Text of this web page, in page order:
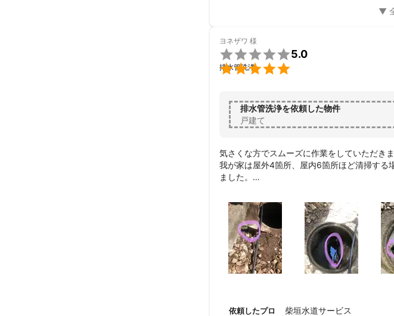
ヨネザワ 様


5.0
排水管洗浄
排水管洗浄を依頼した物件
戸建て
気さくな方でスムーズに作業をしていただきま
我が家は屋外4箇所、屋内6箇所ほど清掃する
ました。
屋外の汚水枡の破損箇所も教えていただき、
依頼したプロ 柴垣水道サービス